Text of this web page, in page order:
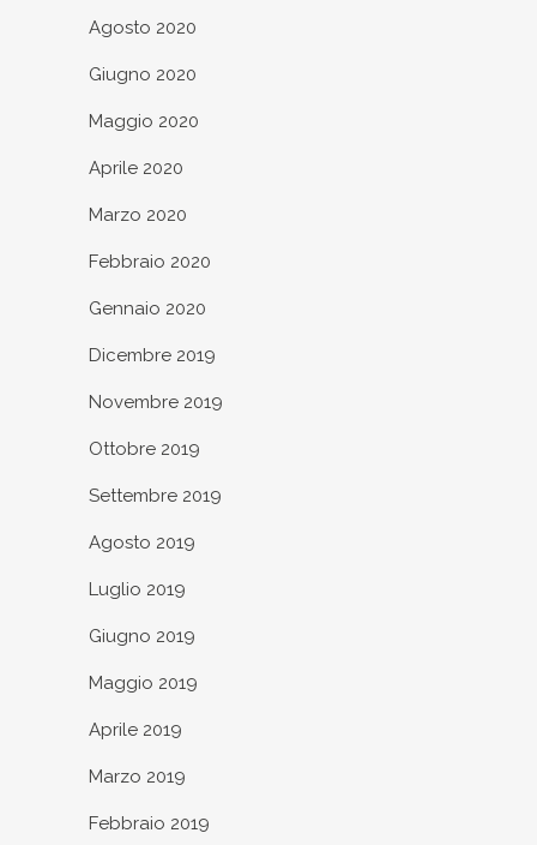
Agosto 2020
Giugno 2020
Maggio 2020
Aprile 2020
Marzo 2020
Febbraio 2020
Gennaio 2020
Dicembre 2019
Novembre 2019
Ottobre 2019
Settembre 2019
Agosto 2019
Luglio 2019
Giugno 2019
Maggio 2019
Aprile 2019
Marzo 2019
Febbraio 2019